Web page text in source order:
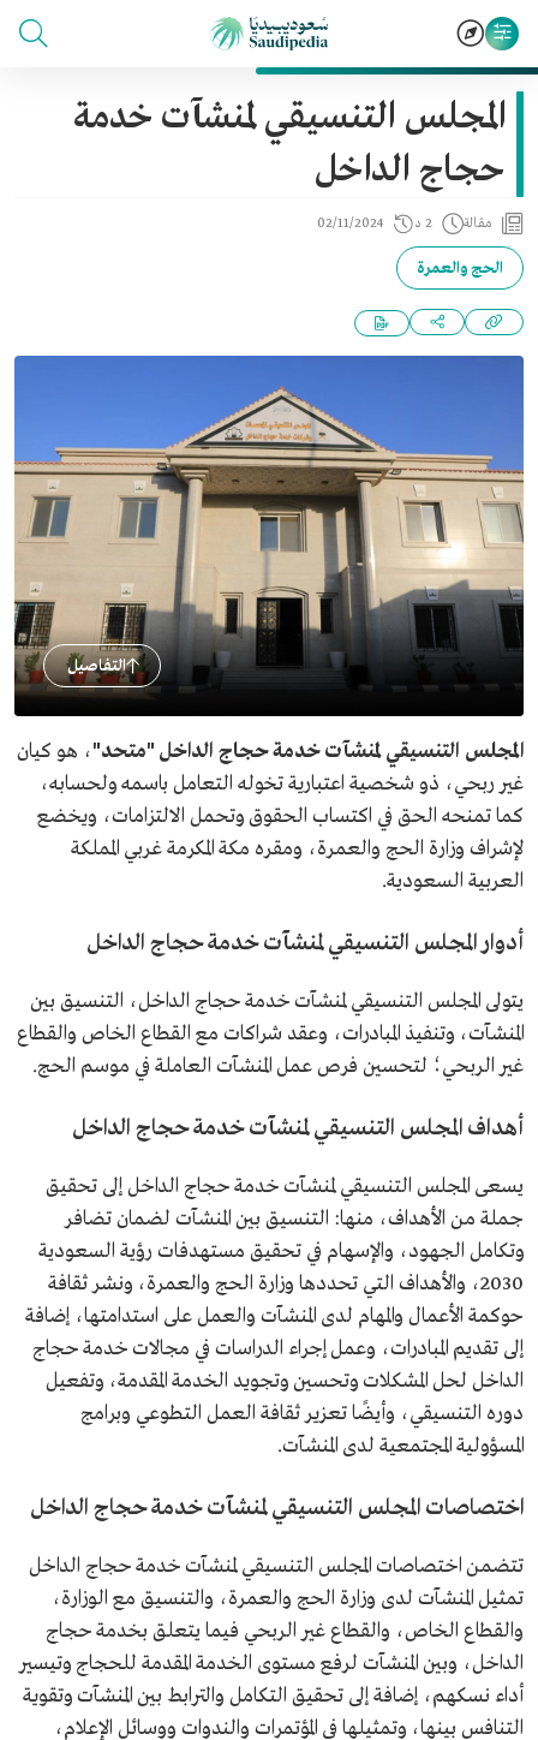
المجلس التنسيقي لمنشآت خدمة
حجاج الداخل
مقالة 2 د 02/11/2024
الحج والعمرة
التفاصيل
المجلس التنسيقي لمنشآت خدمة حجاج الداخل "متحد"، هو كيان
غير ربحي، ذو شخصية اعتبارية تخوله التعامل باسمه ولحسابه،
كما تمنحه الحق في اكتساب الحقوق وتحمل الالتزامات، ويخضع
لإشراف وزارة الحج والعمرة، ومقره مكة المكرمة غربي المملكة
العربية السعودية.
أدوار المجلس التنسيقي لمنشآت خدمة حجاج الداخل
يتولى المجلس التنسيقي لمنشآت خدمة حجاج الداخل، التنسيق بين
المنشآت، وتنفيذ المبادرات، وعقد شراكات مع القطاع الخاص والقطاع
غير الربحي؛ لتحسين فرص عمل المنشآت العاملة في موسم الحج.
أهداف المجلس التنسيقي لمنشآت خدمة حجاج الداخل
يسعى المجلس التنسيقي لمنشآت خدمة حجاج الداخل إلى تحقيق
جملة من الأهداف، منها: التنسيق بين المنشآت لضمان تضافر
وتكامل الجهود، والإسهام في تحقيق مستهدفات رؤية السعودية
2030، والأهداف التي تحددها وزارة الحج والعمرة، ونشر ثقافة
حوكمة الأعمال والمهام لدى المنشآت والعمل على استدامتها، إضافة
إلى تقديم المبادرات، وعمل إجراء الدراسات في مجالات خدمة حجاج
الداخل لحل المشكلات وتحسين وتجويد الخدمة المقدمة، وتفعيل
دوره التنسيقي، وأيضًا تعزير ثقافة العمل التطوعي وبرامج
المسؤولية المجتمعية لدى المنشآت.
اختصاصات المجلس التنسيقي لمنشآت خدمة حجاج الداخل
تتضمن اختصاصات المجلس التنسيقي لمنشآت خدمة حجاج الداخل
تمثيل المنشآت لدى وزارة الحج والعمرة، والتنسيق مع الوزارة،
والقطاع الخاص، والقطاع غير الربحي فيما يتعلق بخدمة حجاج
الداخل، وبين المنشآت لرفع مستوى الخدمة المقدمة للحجاج وتيسير
أداء نسكهم، إضافة إلى تحقيق التكامل والترابط بين المنشآت وتقوية
التنافس بينها، وتمثيلها في المؤتمرات والندوات ووسائل الإعلام،